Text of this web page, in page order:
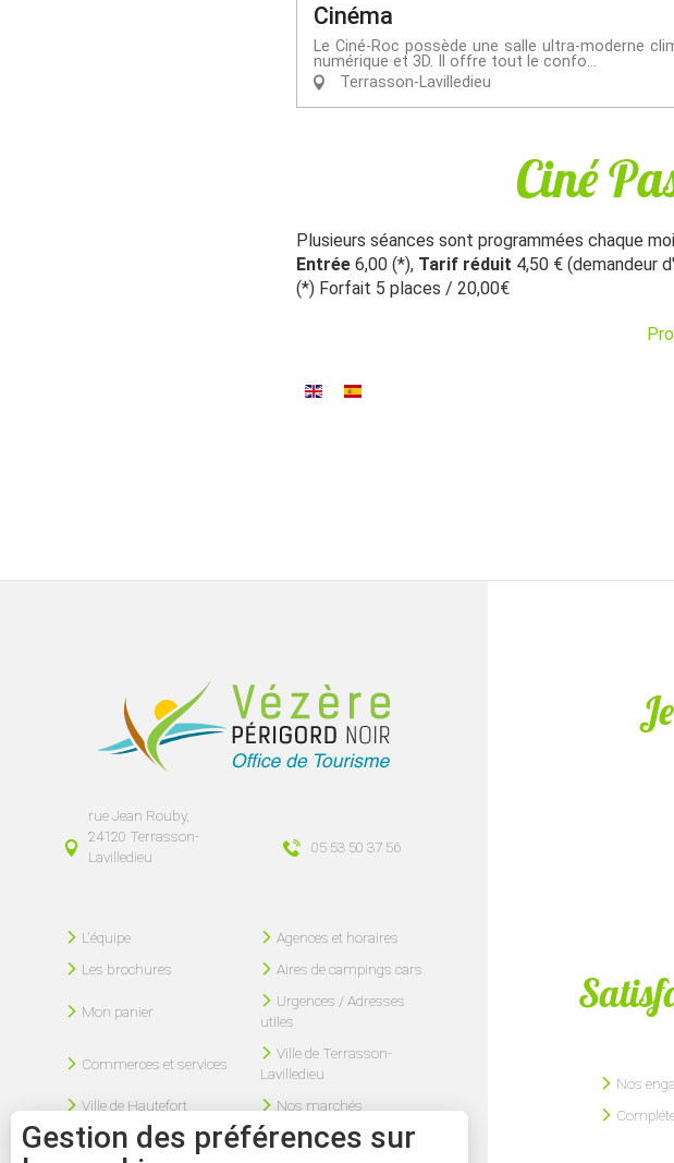
Cinéma
Le Ciné-Roc possède une salle ultra-moderne
numérique et 3D. Il offre tout le confo...
Terrasson-Lavilledieu
Ciné
Plusieurs séances sont programmées chaque
Entrée 6,00 (*), Tarif réduit 4,50 € (demandeur
(*) Forfait 5 places / 20,00€
rue Jean Rouby,
24120 Terrasson-
Lavilledieu
05 53 50 37 56
L'équipe
Agences et horaires
Les brochures
Aires de campings cars
Mon panier
Urgences / Adresses
utiles
Commerces et services
Ville de Terrasson-
Lavilledieu
Ville de Hautefort
Nos marchés
Nos
Gestion des préférences sur